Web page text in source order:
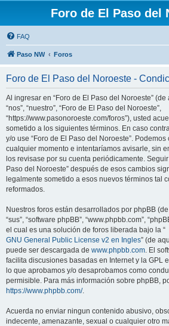
Foro de El Paso del
FAQ
Paso NW Foros
Foro de El Paso del Noroeste -
Al ingresar en “Foro de El Paso del Noroeste” (de
“nos”, “nuestro”, “Foro de El Paso del Noroeste”,
“https://www.pasonoroeste.com/foros”), usted
sometido a los siguientes términos. En caso
y/o use “Foro de El Paso del Noroeste”.
cualquier momento e intentaríamos avisarle, sin
los revisase por su cuenta periódicamente.
Paso del Noroeste” después de esos cambios
legalmente sometido a esos nuevos términos tal
reformados.
Nuestros foros están desarrollados por phpBB
“sus”, “software phpBB”, “www.phpbb.com”,
el cual es una solución de foros liberada bajo la “
GNU General Public License v2 en Ingles” (de
puede ser descargada de www.phpbb.com. El
facilita discusiones basadas en Internet y la GPL
lo que aprobamos y/o desaprobamos como
permisible. Para más información sobre phpBB,
https://www.phpbb.com/.
Acuerda no enviar ningun contenido abusivo,
indecente, amenazante, sexual o cualquier otro